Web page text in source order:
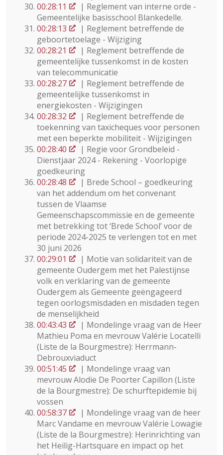
00:28:11
| Reglement van interne orde -
Gemeentelijke basisschool Blankedelle.
00:28:13
| Reglement betreffende de
geboortetoelage - Wijziging
00:28:21
| Reglement betreffende de
gemeentelijke tussenkomst in de kosten
van telecommunicatie
00:28:27
| Reglement betreffende de
gemeentelijke tussenkomst in
energiekosten - Wijzigingen
00:28:32
| Reglement betreffende de
toekenning van taxicheques voor personen
met een beperkte mobiliteit - Wijzigingen
00:28:40
| Regie voor Grondbeleid -
Dienstjaar 2024 - Rekening - Voorlopige
goedkeuring
00:28:48
| Brede School – goedkeuring
van het addendum om het convenant
tussen de Vlaamse
Gemeenschapscommissie en de gemeente
met betrekking tot ‘Brede School’ voor de
periode 2024-2025 te verlengen tot en met
30 juni 2026
00:29:01
| Motie van solidariteit van de
gemeente Oudergem met het Palestijnse
volk en verklaring van de gemeente
Oudergem als Gemeente geëngageerd
tegen oorlogsmisdaden en misdaden tegen
de menselijkheid
00:43:43
| Mondelinge vraag van de Heer
Mathieu Poma en mevrouw Valérie Locatelli
(Liste de la Bourgmestre): Herrmann-
Debrouxviaduct
00:51:45
| Mondelinge vraag van
mevrouw Alodie De Poorter Capillon (Liste
de la Bourgmestre): De schurftepidemie bij
vossen
00:58:37
| Mondelinge vraag van de heer
Marc Vandame en mevrouw Valérie Lowagie
(Liste de la Bourgmestre): Herinrichting van
het Heilig-Hartsquare en impact op het